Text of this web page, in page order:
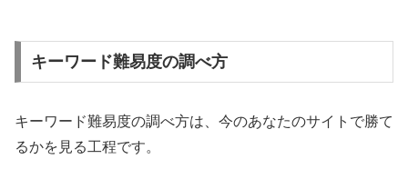
キーワード難易度の調べ方
キーワード難易度の調べ方は、今のあなたのサイトで勝て
るかを見る工程です。